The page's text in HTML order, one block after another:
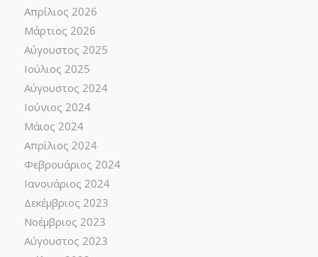
Απρίλιος 2026
Μάρτιος 2026
Αύγουστος 2025
Ιούλιος 2025
Αύγουστος 2024
Ιούνιος 2024
Μάιος 2024
Απρίλιος 2024
Φεβρουάριος 2024
Ιανουάριος 2024
Δεκέμβριος 2023
Νοέμβριος 2023
Αύγουστος 2023